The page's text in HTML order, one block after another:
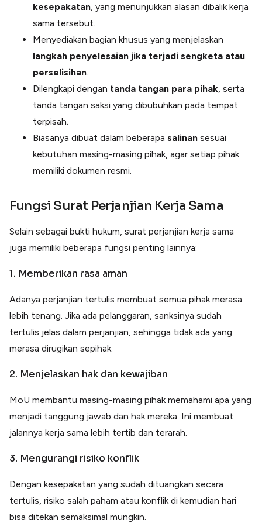
kesepakatan , yang menunjukkan alasan dibalik kerja
sama tersebut.
Menyediakan bagian khusus yang menjelaskan
langkah penyelesaian jika terjadi sengketa atau
perselisihan
Dilengkapi dengan tanda tangan para pihak , serta
tanda tangan saksi yang dibubuhkan pada tempat
terpisah.
Biasanya dibuat dalam beberapa salinan sesuai
kebutuhan masing-masing pihak, agar setiap pihak
memiliki dokumen resmi.
Fungsi Surat Perjanjian Kerja Sama
Selain sebagai bukti hukum, surat perjanjian kerja sama
juga memiliki beberapa fungsi penting lainnya:
1. Memberikan rasa aman
Adanya perjanjian tertulis membuat semua pihak merasa
lebih tenang. Jika ada pelanggaran, sanksinya sudah
tertulis jelas dalam perjanjian, sehingga tidak ada yang
merasa dirugikan sepihak.
2. Menjelaskan hak dan kewajiban
MoU membantu masing-masing pihak memahami apa yang
menjadi tanggung jawab dan hak mereka. Ini membuat
jalannya kerja sama lebih tertib dan terarah.
3. Mengurangi risiko konflik
Dengan kesepakatan yang sudah dituangkan secara
tertulis, risiko salah paham atau konflik di kemudian hari
bisa ditekan semaksimal mungkin.